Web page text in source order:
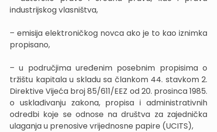
industrijskog vlasništva,
– emisija elektroničkog novca ako je to kao iznimka
propisano,
– u područjima uređenim posebnim propisima o
tržištu kapitala u skladu sa člankom 44. stavkom 2.
Direktive Vijeća broj 85/611/EEZ od 20. prosinca 1985.
o usklađivanju zakona, propisa i administrativnih
odredbi koje se odnose na društva za zajednička
ulaganja u prenosive vrijednosne papire (UCITS),